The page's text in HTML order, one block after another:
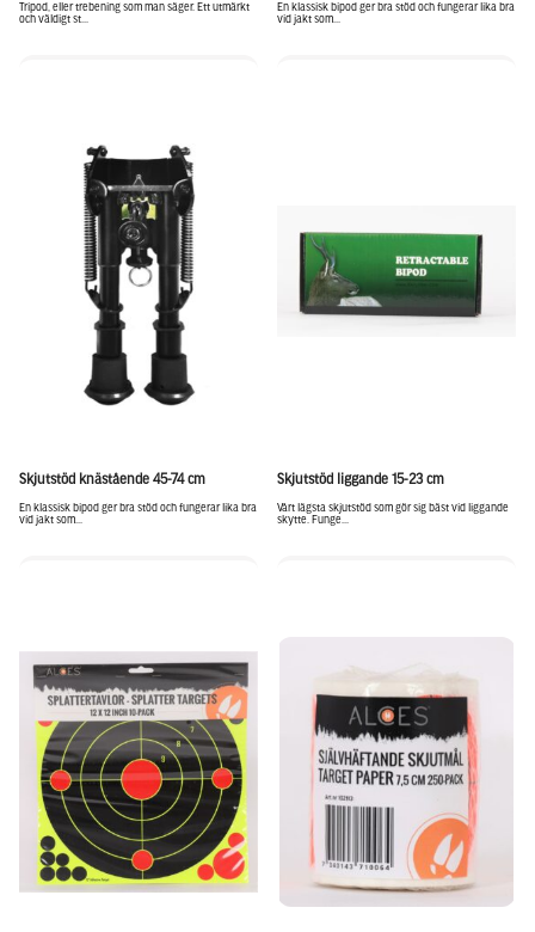
Tripod, eller trebening som man säger. Ett utmärkt
och väldigt st...
En klassisk bipod ger bra stöd och fungerar lika bra
vid jakt som...
Skjutstöd knästående 45-74 cm
En klassisk bipod ger bra stöd och fungerar lika bra
vid jakt som...
Skjutstöd liggande 15-23 cm
Vårt lägsta skjutstöd som gör sig bäst vid liggande
skytte. Funge...